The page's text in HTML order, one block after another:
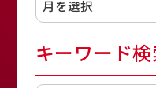
キーワード